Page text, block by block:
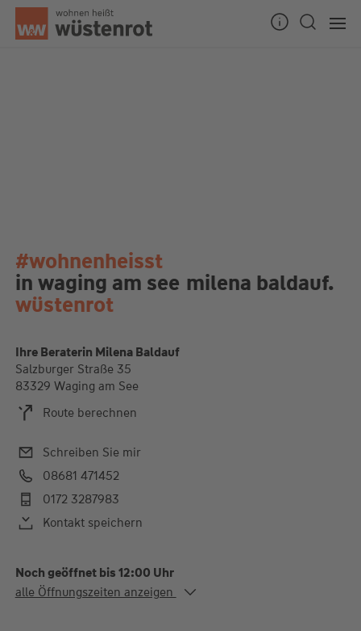
#wohnenheisst
in waging am see milena baldauf.
wüstenrot
Ihre Beraterin Milena Baldauf
Salzburger Straße 35
83329 Waging am See
Route berechnen
Schreiben Sie mir
08681 471452
0172 3287983
Kontakt speichern
Noch geöffnet bis 12:00 Uhr
Alle Öffnungszeiten
alle Öffnungszeiten anzeigen